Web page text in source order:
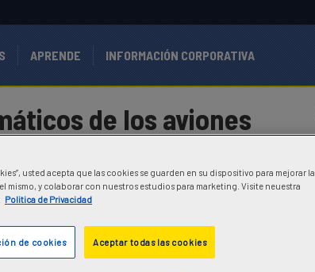
APRENDE INFORMACIÓN CORPORATIVA
de los aviones
usted acepta que las cookies se guarden en su dispositivo para mejorar la
mismo, y colaborar con nuestros estudios para marketing. Visite neuestra
Politica de Privacidad
Aceptar todas las cookies
de cookies